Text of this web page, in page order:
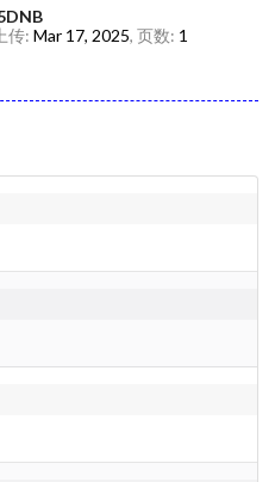
传: Mar 17, 2025, 页数: 1